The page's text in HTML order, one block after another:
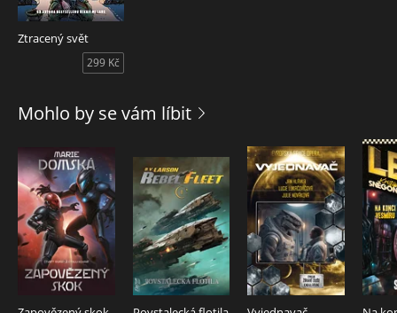
___
Brutální postapo, které dá vzpomenout na to nejlepší z
McCarthyho Cesty a Mathesonova Já, legenda.
Ztracený svět
299 Kč
Mohlo by se vám líbit